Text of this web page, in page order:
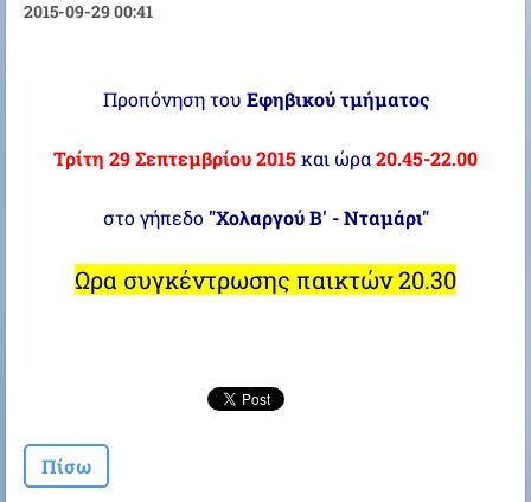
2015-09-29 00:41
Προπόνηση του Εφηβικού τμήματος
Τρίτη 29 Σεπτεμβρίου 2015και ώρα20.45-22.00
στο γήπεδο "Χολαργού Β' - Νταμάρι"
Ωρα συγκέντρωσης παικτών 20.30
Πίσω